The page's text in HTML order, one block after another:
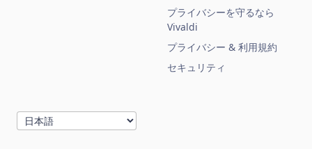
プライバシーを守るなら
Vivaldi
プライバシー & 利用規約
セキュリティ